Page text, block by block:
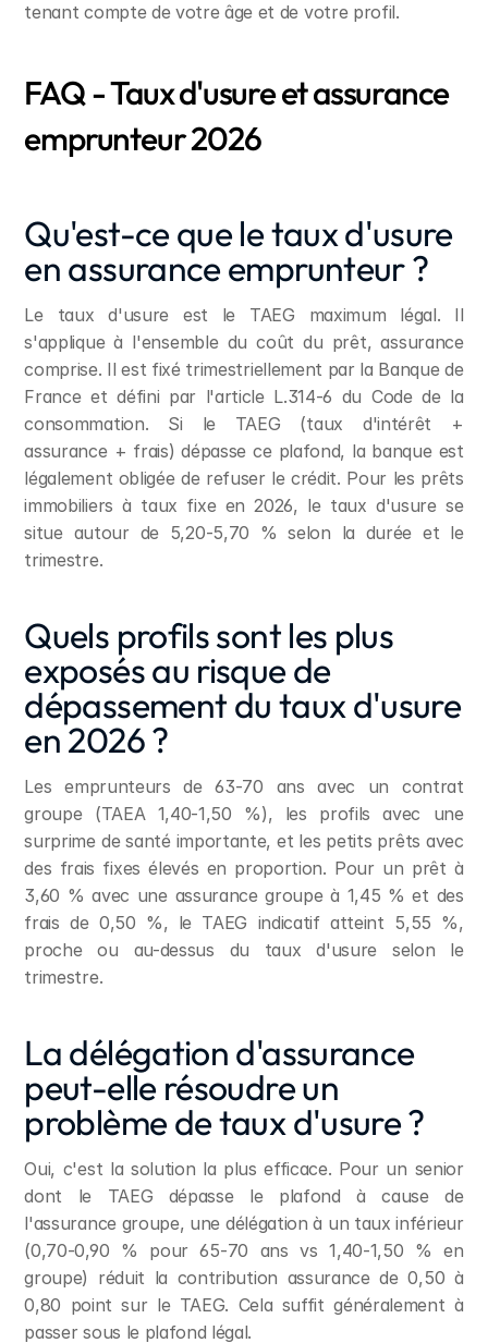
tenant compte de votre âge et de votre profil.
FAQ - Taux d'usure et assurance
emprunteur 2026
Qu'est-ce que le taux d'usure
en assurance emprunteur ?
Le taux d'usure est le TAEG maximum légal. Il
s'applique à l'ensemble du coût du prêt, assurance
comprise. Il est fixé trimestriellement par la Banque de
France et défini par l'article L.314-6 du Code de la
consommation. Si le TAEG (taux d'intérêt +
assurance + frais) dépasse ce plafond, la banque est
légalement obligée de refuser le crédit. Pour les prêts
immobiliers à taux fixe en 2026, le taux d'usure se
situe autour de 5,20-5,70 % selon la durée et le
trimestre.
Quels profils sont les plus
exposés au risque de
dépassement du taux d'usure
en 2026 ?
Les emprunteurs de 63-70 ans avec un contrat
groupe (TAEA 1,40-1,50 %), les profils avec une
surprime de santé importante, et les petits prêts avec
des frais fixes élevés en proportion. Pour un prêt à
3,60 % avec une assurance groupe à 1,45 % et des
frais de 0,50 %, le TAEG indicatif atteint 5,55 %,
proche ou au-dessus du taux d'usure selon le
trimestre.
La délégation d'assurance
peut-elle résoudre un
problème de taux d'usure ?
Oui, c'est la solution la plus efficace. Pour un senior
dont le TAEG dépasse le plafond à cause de
l'assurance groupe, une délégation à un taux inférieur
(0,70-0,90 % pour 65-70 ans vs 1,40-1,50 % en
groupe) réduit la contribution assurance de 0,50 à
0,80 point sur le TAEG. Cela suffit généralement à
passer sous le plafond légal.